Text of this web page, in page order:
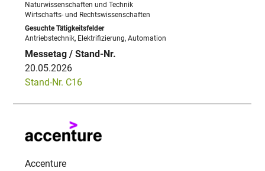
Naturwissenschaften und Technik
Wirtschafts- und Rechtswissenschaften
Antriebstechnik, Elektrifizierung, Automation
20.05.2026
Stand-Nr. C16
Accenture